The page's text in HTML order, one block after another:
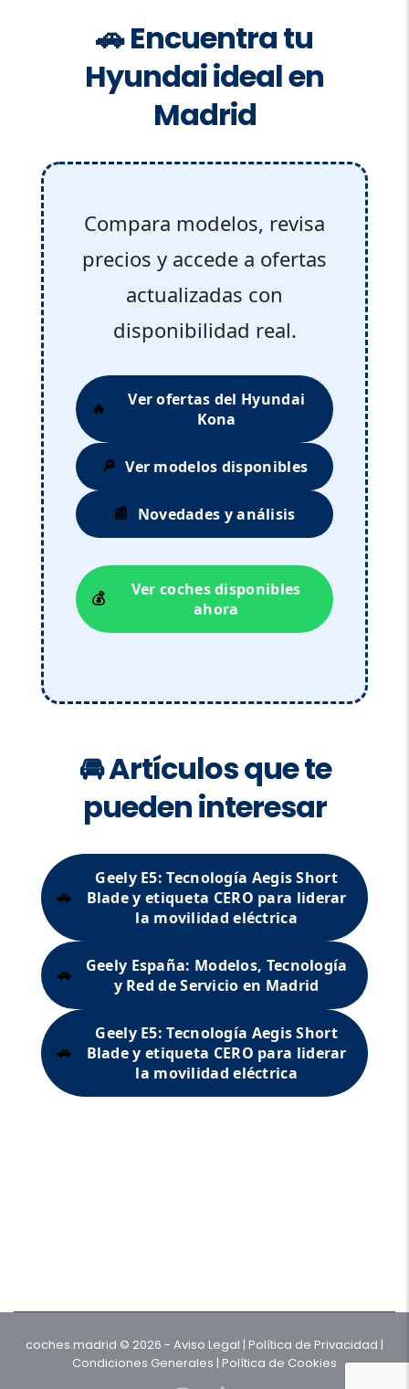
🚗 Encuentra tu
Hyundai ideal en
Madrid
Compara modelos, revisa
precios y accede a ofertas
actualizadas con
disponibilidad real.
🔥
Ver ofertas del Hyundai
Kona
🔎 Ver modelos disponibles
📰 Novedades y análisis
💰
Ver coches disponibles
ahora
🚘 Artículos que te
pueden interesar
🚗
Geely E5: Tecnología Aegis Short
Blade y etiqueta CERO para liderar
la movilidad eléctrica
🚗
Geely España: Modelos, Tecnología
y Red de Servicio en Madrid
🚗
Geely E5: Tecnología Aegis Short
Blade y etiqueta CERO para liderar
la movilidad eléctrica
coches.madrid © 2026 - Aviso Legal | Política de Privacidad |
Condiciones Generales | Política de Cookies